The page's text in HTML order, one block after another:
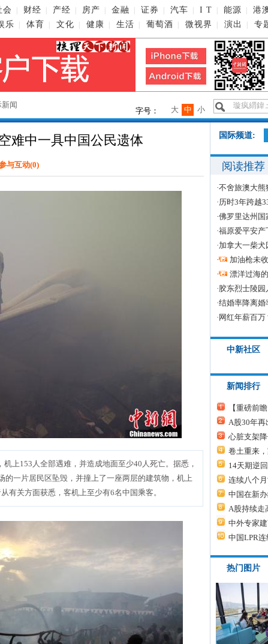
会 财经 产经 房产 金融 证券 汽车 I T 能源 港
乐 体育 文化 健康 生活 葡萄酒 微视界 演出 专
新闻
字号： 小
中
大
难中一具中国公民遗体
与互动(0)
上153人全部遇难，并造成地面至少40人死亡。据悉，
一片居民区坠毁，并撞上了一座两层的建筑物，机上
有关方面获悉，客机上至少有6名中国乘客。
国际频道:
阅读推荐
·不舍旅澳大熊
·历时3年跨越
·佛罗里达州国
·福原爱平安产
·加拿大一柴
·
加油枪未
·
漂洋过海
·胶东烈士陵
·结婚率降离婚
· 网红年薪百
中新社区
新闻排行
【重磅前
A股30年再
心脏支架
卷土重来
14天期逆
连续八个
中国在新
A股持续走
中外专家
中国LPR
热门图片